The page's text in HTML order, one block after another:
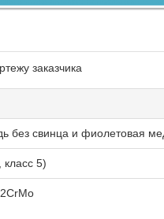
заказчика
без свинца и фиолетовая
класс 5)